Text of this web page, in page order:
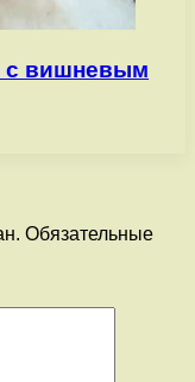
с вишневым
Обязательные